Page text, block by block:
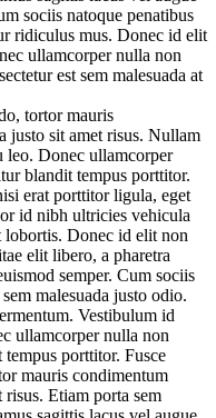
sociis natoque penatibus
ridiculus mus. Donec id elit
ullamcorper nulla non
est sem malesuada at
tortor mauris
justo sit amet risus. Nullam
leo. Donec ullamcorper
blandit tempus porttitor.
erat porttitor ligula, eget
id nibh ultricies vehicula
lobortis. Donec id elit non
elit libero, a pharetra
semper. Cum sociis
malesuada justo odio.
Vestibulum id
ullamcorper nulla non
porttitor. Fusce
mauris condimentum
Etiam porta sem